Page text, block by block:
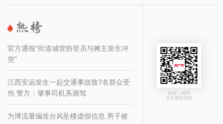
官方通报“街道城管协管员与摊主发生冲
突”
江西安远发生一起交通事故致7名群众受
伤 警方：肇事司机系酒驾
为博流量编造台风坠楼虚假信息 男子被
长按二维码
关注精彩内容